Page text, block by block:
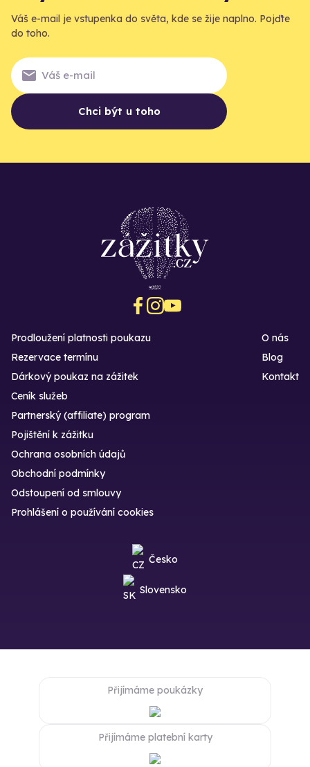
Váš e-mail je vstupenka do světa, kde se žije naplno. Pojďte
do toho.
Chci být u toho
Prodloužení platnosti poukazu
Rezervace termínu
Dárkový poukaz na zážitek
O nás
Blog
Kontakt
Ceník služeb
Partnerský (affiliate) program
Pojištění k zážitku
Ochrana osobních údajů
Obchodní podmínky
Odstoupení od smlouvy
Prohlášení o používání cookies
Česko
Slovensko
Přijímáme poukázky
Přijímáme platební karty